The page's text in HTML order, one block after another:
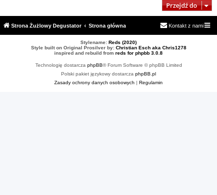
Przejdź do
Strona Żużlowy Degustator Strona główna Kontakt z nami
Stylename: Reds (2020)
Style built on Original Prosilver by: Christian Esch aka Chris1278
inspired and rebuild from reds for phpbb 3.0.8
Technologię dostarcza phpBB® Forum Software © phpBB Limited
Polski pakiet językowy dostarcza phpBB.pl
Zasady ochrony danych osobowych | Regulamin